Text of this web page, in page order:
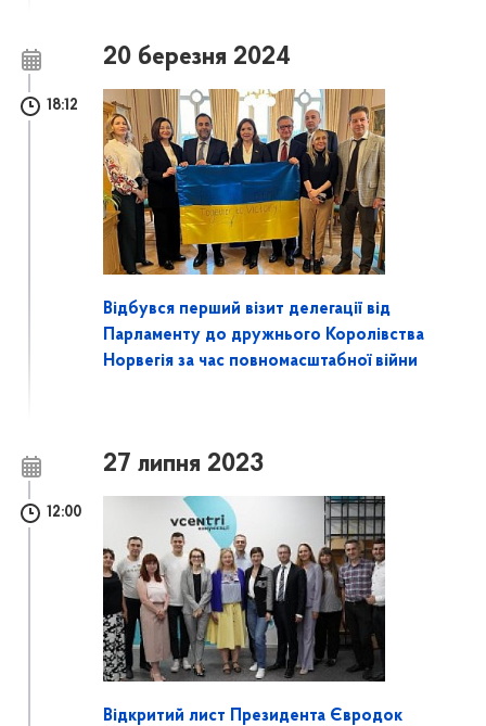
20 березня 2024
18:12
Відбувся перший візит делегації від
Парламенту до дружнього Королівства
Норвегія за час повномасштабної війни
27 липня 2023
12:00
Відкритий лист Президента Євродок